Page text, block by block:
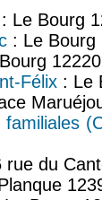
: Le Bourg
: Le Bourg
Félix : Le
familiales
rue du